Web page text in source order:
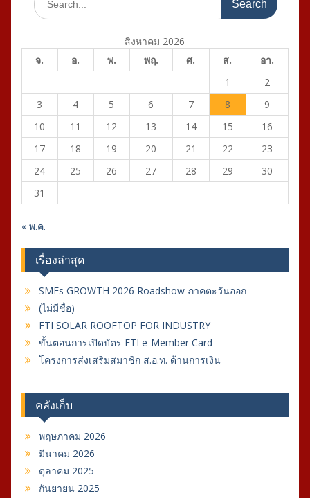
for:
สิงหาคม 2026
จ.
อ. พ. พฤ. ศ. ส.
อา.
1
2
3
4 5 6 7 8
9
10
11 12 13 14 15
16
17
18 19 20 21 22
23
24
25 26 27 28 29
30
31
« พ.ค.
เรื่องล่าสุด
SMEs GROWTH 2026 Roadshow ภาคตะวันออก
(ไม่มีชื่อ)
FTI SOLAR ROOFTOP FOR INDUSTRY
ขั้นตอนการเปิดบัตร FTI e-Member Card
โครงการส่งเสริมสมาชิก ส.อ.ท. ด้านการเงิน
คลังเก็บ
พฤษภาคม 2026
มีนาคม 2026
ตุลาคม 2025
กันยายน 2025